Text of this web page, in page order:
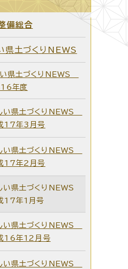
備総合
県土づくりNEWS
い県土づくりNEWS
16年度
い県土づくりNEWS
17年3月号
い県土づくりNEWS
17年2月号
い県土づくりNEWS
17年1月号
い県土づくりNEWS
16年12月号
い県土づくりNEWS